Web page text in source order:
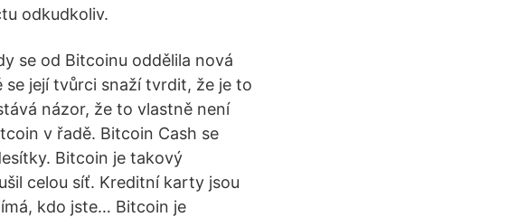
odkudkoliv.
se od Bitcoinu oddělila nová
se její tvůrci snaží tvrdit, že je to
názor, že to vlastně není
v řadě. Bitcoin Cash se
Bitcoin je takový
celou síť. Kreditní karty jsou
kdo jste… Bitcoin je